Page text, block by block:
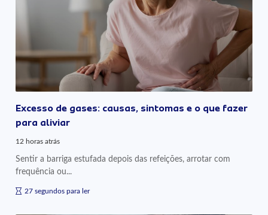
Excesso de gases: causas, sintomas e o que fazer
para aliviar
12 horas atrás
Sentir a barriga estufada depois das refeições, arrotar com
frequência ou...
27 segundos para ler